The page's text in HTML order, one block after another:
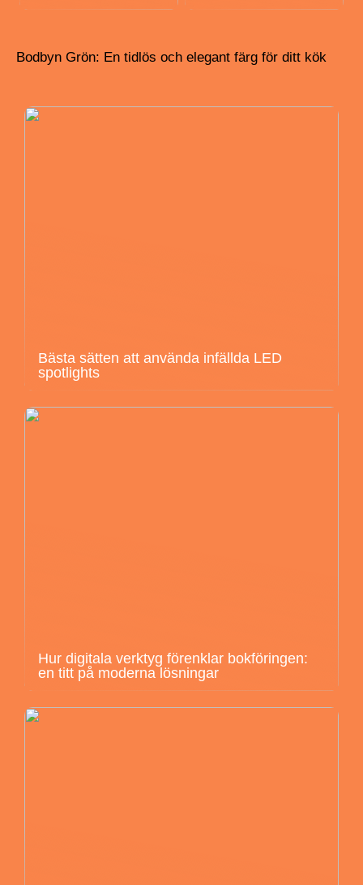
Bodbyn Grön: En tidlös och elegant färg för ditt kök
Bästa sätten att använda infällda LED
spotlights
Hur digitala verktyg förenklar bokföringen:
en titt på moderna lösningar